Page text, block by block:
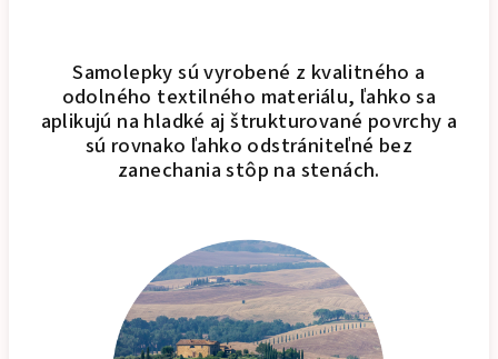
Samolepky sú vyrobené z kvalitného a
odolného textilného materiálu, ľahko sa
aplikujú na hladké aj štrukturované povrchy a
sú rovnako ľahko odstrániteľné bez
zanechania stôp na stenách.